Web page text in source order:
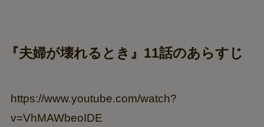
『夫婦が壊れるとき』11話のあらすじ
https://www.youtube.com/watch?
v=VhMAWbeoIDE